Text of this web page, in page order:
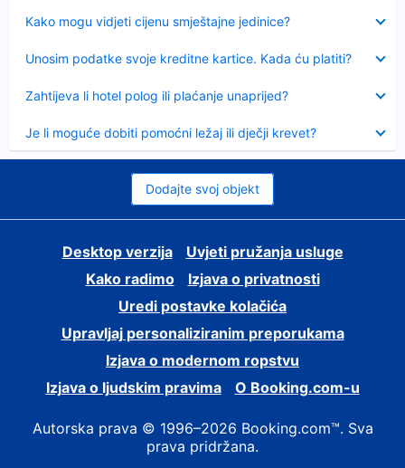
Kako mogu vidjeti cijenu smještajne jedinice?
Unosim podatke svoje kreditne kartice. Kada ću platiti?
Zahtijeva li hotel polog ili plaćanje unaprijed?
Je li moguće dobiti pomoćni ležaj ili dječji krevet?
Dodajte svoj objekt
Desktop verzija
Uvjeti pružanja usluge
Kako radimo
Izjava o privatnosti
Uredi postavke kolačića
Upravljaj personaliziranim preporukama
Izjava o modernom ropstvu
Izjava o ljudskim pravima
O Booking.com-u
Autorska prava © 1996–2026 Booking.com™. Sva
prava pridržana.